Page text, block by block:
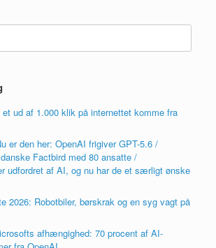
ud af 1.000 klik på internettet komme fra
er den her: OpenAI frigiver GPT-5.6 /
Factbird med 80 ansatte /
udfordret af AI, og nu har de et særligt ønske
2026: Robotbiler, børskrak og en syg vagt på
afhængighed: 70 procent af AI-